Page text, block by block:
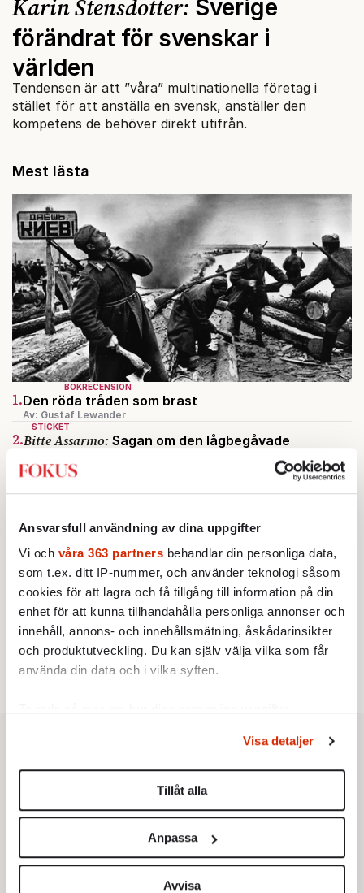
Ansvarsfull användning av dina uppgifter
Vi och våra 363 partners behandlar din personliga data,
som t.ex. ditt IP-nummer, och använder teknologi såsom
cookies för att lagra och få tillgång till information på din
enhet för att kunna tillhandahålla personliga annonser och
innehåll, annons- och innehållsmätning, åskådarinsikter
och produktutveckling. Du kan själv välja vilka som får
använda din data och i vilka syften.
Du kan ändra eller dra tillbaka ditt samtycke när som
helst från cookie-förklaringen.
Vi använder enhetsidentifierare för att anpassa innehållet
för sociala medier och analysera vår trafik. Vi
vidarebefordrar även sådana identifierare och annan
information från din enhet till de sociala medier och
Visa detaljer
Tillåt alla
Anpassa
Avvisa
Karin Stensdotter: Sverige
förändrat för svenskar i
världen
Tendensen är att ”våra” multinationella företag i
stället för att anställa en svensk, anställer den
kompetens de behöver direkt utifrån.
Mest lästa
BOKRECENSION
1.Den röda tråden som brast
Av: Gustaf Lewander
STICKET
2.Bitte Assarmo: Sagan om den lågbegåvade
KRÖNIKA
Ja, AC är ett hot mot den
4.Nina Lekander:På ”Kommunisthögskolan” drömde
alla om att vara arbetarklass
5.Vattenbristen är här – men var femte liter läcker
ut
Av: Susanne Gäre
KRÖNIKA
6.Sakine Madon:Efter islamistdådet oroar sig
vänstern för Agnes Wold